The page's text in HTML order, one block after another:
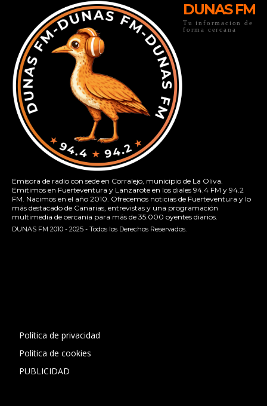
DUNAS FM
Tu informacion de
forma cercana
Emisora de radio con sede en Corralejo, municipio de La Oliva.
Emitimos en Fuerteventura y Lanzarote en los diales 94.4 FM y 94.2
FM. Nacimos en el año 2010. Ofrecemos noticias de Fuerteventura y lo
más destacado de Canarias, entrevistas y una programación
multimedia de cercanía para más de 35.000 oyentes diarios.
DUNAS FM 2010 - 2025 - Todos los Derechos Reservados.
Política de privacidad
Politica de cookies
PUBLICIDAD